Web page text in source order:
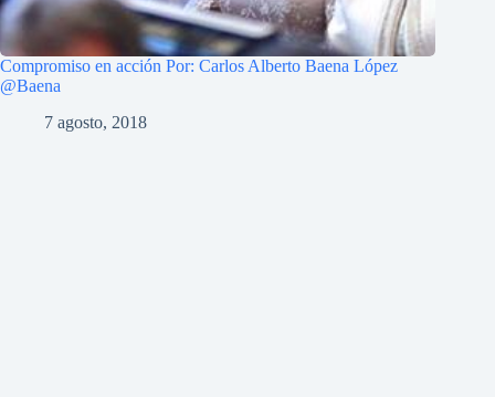
Compromiso en acción Por: Carlos Alberto Baena López
@Baena
7 agosto, 2018